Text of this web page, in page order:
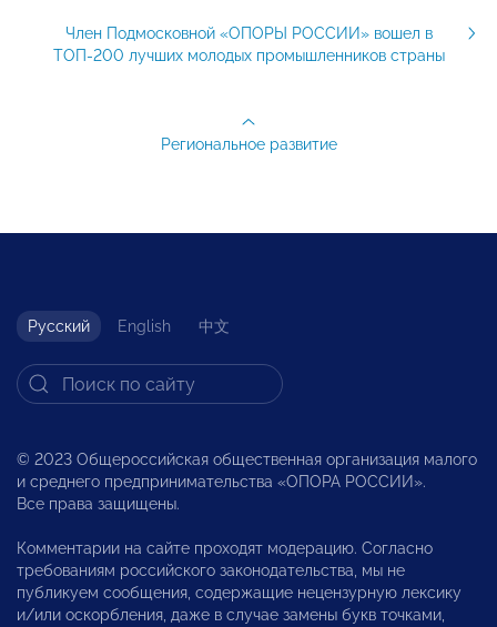
Член Подмосковной «ОПОРЫ РОССИИ» вошел в
ТОП-200 лучших молодых промышленников страны
Региональное развитие
Русский English 中文
© 2023 Общероссийская общественная организация малого
и среднего предпринимательства «ОПОРА РОССИИ».
Все права защищены.
Комментарии на сайте проходят модерацию. Согласно
требованиям российского законодательства, мы не
публикуем сообщения, содержащие нецензурную лексику
и/или оскорбления, даже в случае замены букв точками,